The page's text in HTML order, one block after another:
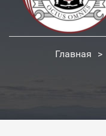
Главная >